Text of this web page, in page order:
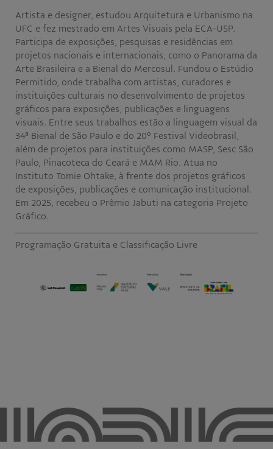
Artista e designer, estudou Arquitetura e Urbanismo na
UFC e fez mestrado em Artes Visuais pela ECA-USP.
Participa de exposições, pesquisas e residências em
projetos nacionais e internacionais, como o Panorama da
Arte Brasileira e a Bienal do Mercosul. Fundou o Estúdio
Permitido, onde trabalha com artistas, curadores e
instituições culturais no desenvolvimento de projetos
gráficos para exposições, publicações e linguagens
visuais. Entre seus trabalhos estão a linguagem visual da
34ª Bienal de São Paulo e do 20º Festival Videobrasil,
além de projetos para instituições como MASP, Sesc São
Paulo, Pinacoteca do Ceará e MAM Rio. Atua no
Instituto Tomie Ohtake, à frente dos projetos gráficos
de exposições, publicações e comunicação institucional.
Em 2025, recebeu o Prêmio Jabuti na categoria Projeto
Gráfico.
Programação Gratuita e Classificação Livre